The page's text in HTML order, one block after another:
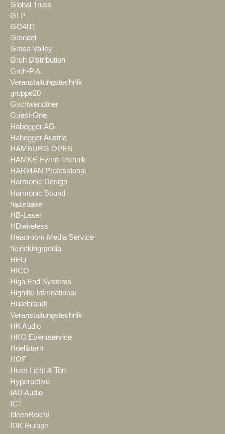
Global Truss
GLP
GO4IT!
Grandel
Grass Valley
Groh Distribution
Groh-P.A.
Veranstaltungstechnik
gruppe20
Gschwendtner
Guest-One
Habegger AG
Habegger Austria
HAMBURG OPEN
HAMKE Event-Technik
HARMAN Professional
Harmonic Design
Harmonic Sound
hazebase
HB-Laser
HDwireless
Headroom Media Service
heinekingmedia
HELi
HICO
High End Systems
Highlite International
Hildebrandt
Veranstaltungstechnik
HK Audio
HKG Eventservice
Hoellstern
HOF
Huss Licht & Ton
Hyperactive
IAD Audio
ICT
IdeenReich!
IDK Europe